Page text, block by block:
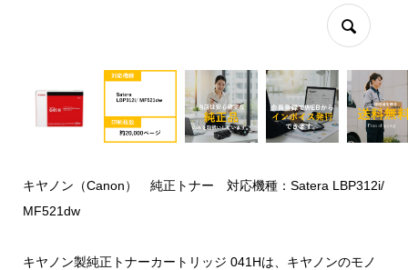
キヤノン（Canon） 純正トナー 対応機種：Satera LBP312i/
MF521dw
キヤノン製純正トナーカートリッジ 041Hは、キヤノンのモノ